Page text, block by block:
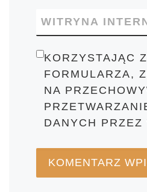
WITRYNA
KORZYSTAJĄC Z
FORMULARZA,
NA
DANYCH